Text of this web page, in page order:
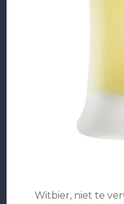
Witbier, niet te